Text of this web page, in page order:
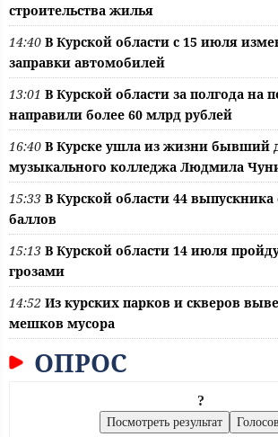
строительства жилья
14:40 В Курской области с 15 июля
заправки автомобилей
13:01 В Курской области за полгода на
направили более 60 млрд рублей
16:40 В Курске ушла из жизни бывший
музыкального колледжа Людмила
15:33 В Курской области 44 выпускника
баллов
15:13 В Курской области 14 июля
грозами
14:52 Из курских парков и скверов
мешков мусора
ОПРОС
?